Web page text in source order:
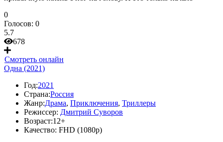
0
Голосов: 0
5.7
678
Смотреть онлайн
Одна (2021)
Год:2021
Страна:Россия
Жанр:Драма, Приключения, Триллеры
Режиссер: Дмитрий Суворов
Возраст:12+
Качество: FHD (1080p)